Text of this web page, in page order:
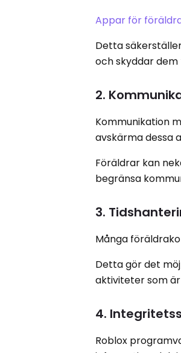
Appar för
Detta
och skyddar
2.
Kommunikation
avskärma dessa
Föräldrar kan
begränsa
3.
Många
Detta gör det
aktiviteter som
4.
Roblox